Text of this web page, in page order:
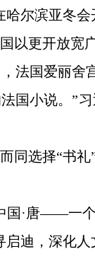
哈尔滨亚冬
以更开放宽
，法国爱丽
国小说。”
同选择“书
国·唐——一
启迪，深化